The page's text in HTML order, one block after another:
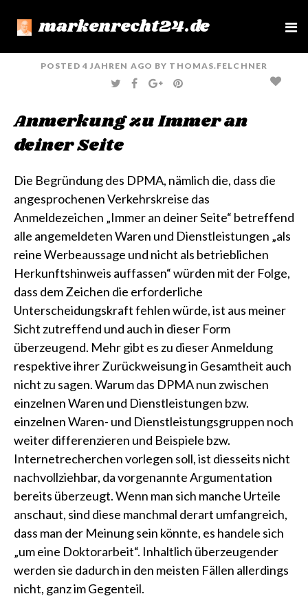
markenrecht24.de
e
POSTED 4 JAHREN AGO BY THOMAS.FELCHNER
T
W
E
R
F
A
O
G
O
E
P
I
R
Anmerkung zu Immer an
deiner Seite
Die Begründung des DPMA, nämlich die, dass die
angesprochenen Verkehrskreise das
Anmeldezeichen „Immer an deiner Seite“ betreffend
alle angemeldeten Waren und Dienstleistungen „als
reine Werbeaussage und nicht als betrieblichen
Herkunftshinweis auffassen“ würden mit der Folge,
dass dem Zeichen die erforderliche
Unterscheidungskraft fehlen würde, ist aus meiner
Sicht zutreffend und auch in dieser Form
überzeugend. Mehr gibt es zu dieser Anmeldung
respektive ihrer Zurückweisung in Gesamtheit auch
nicht zu sagen. Warum das DPMA nun zwischen
einzelnen Waren und Dienstleistungen bzw.
einzelnen Waren- und Dienstleistungsgruppen noch
weiter differenzieren und Beispiele bzw.
Internetrecherchen vorlegen soll, ist diesseits nicht
nachvollziehbar, da vorgenannte Argumentation
bereits überzeugt. Wenn man sich manche Urteile
anschaut, sind diese manchmal derart umfangreich,
dass man der Meinung sein könnte, es handele sich
„um eine Doktorarbeit“. Inhaltlich überzeugender
werden sie dadurch in den meisten Fällen allerdings
nicht, ganz im Gegenteil.